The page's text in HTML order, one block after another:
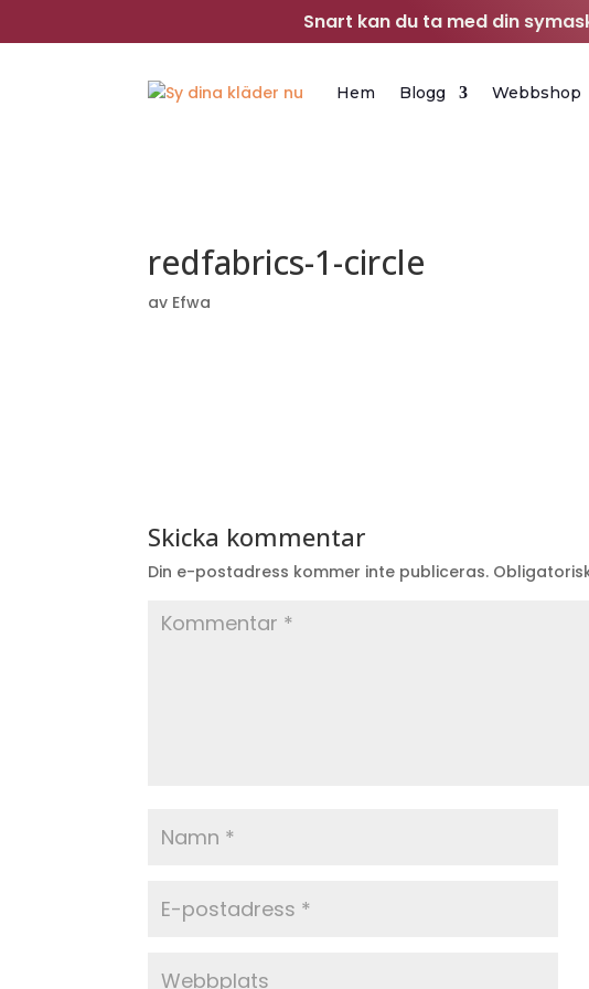
Snart kan du ta med din
Hem Blogg Webbshop
redfabrics-1-circle
av Efwa
Skicka kommentar
Din e-postadress kommer inte publiceras.